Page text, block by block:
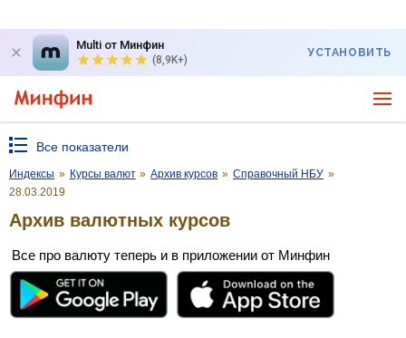
Multi от Минфин
(8,9K+)
УСТАНОВИТЬ
Все показатели
Индексы » Курсы валют » Архив курсов » Справочный НБУ »
28.03.2019
Архив валютных курсов
Все про валюту теперь и в приложении от Минфин